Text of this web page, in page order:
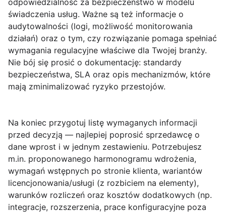
odpowiedzialność za bezpieczeństwo w modelu
świadczenia usług. Ważne są też informacje o
audytowalności (logi, możliwość monitorowania
działań) oraz o tym, czy rozwiązanie pomaga spełniać
wymagania regulacyjne właściwe dla Twojej branży.
Nie bój się prosić o dokumentację: standardy
bezpieczeństwa, SLA oraz opis mechanizmów, które
mają zminimalizować ryzyko przestojów.
Na koniec przygotuj listę wymaganych informacji
przed decyzją — najlepiej poprosić sprzedawcę o
dane wprost i w jednym zestawieniu. Potrzebujesz
m.in. proponowanego harmonogramu wdrożenia,
wymagań wstępnych po stronie klienta, wariantów
licencjonowania/usługi (z rozbiciem na elementy),
warunków rozliczeń oraz kosztów dodatkowych (np.
integracje, rozszerzenia, prace konfiguracyjne poza